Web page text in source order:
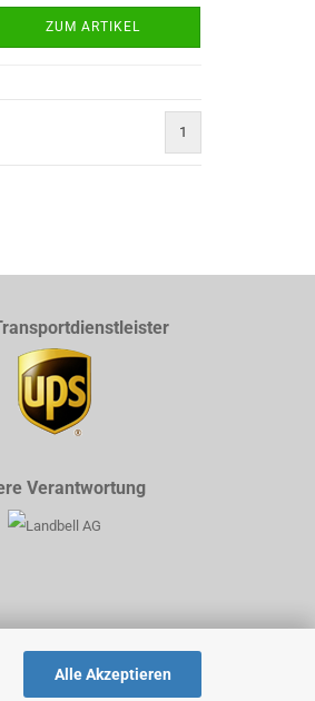
Alle Akzeptieren
ZUM ARTIKEL
1
Verantwortung